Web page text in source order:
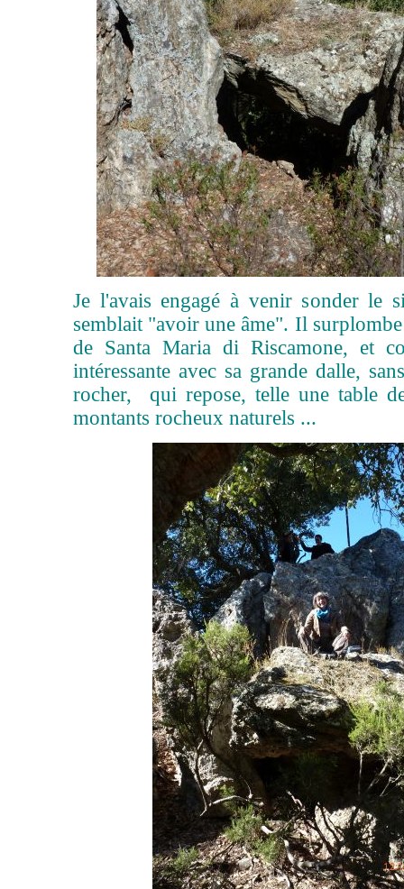
Je l'avais engagé à venir sonder le
semblait "avoir une âme". Il
de Santa Maria di Riscamone, et
intéressante avec sa grande dalle,
rocher, qui repose, telle une table
montants rocheux naturels ...